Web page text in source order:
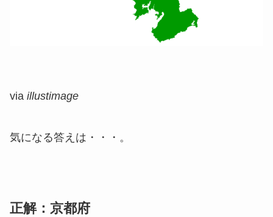
via illustimage
気になる答えは・・・。
正解：京都府